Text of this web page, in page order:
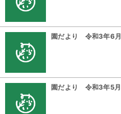
園だより 令和3年6月
園だより 令和3年5月